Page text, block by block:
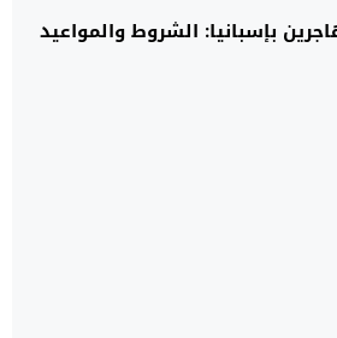
بإسبانيا: الشروط والمواعيد